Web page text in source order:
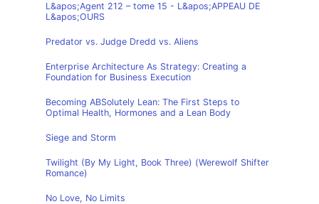
L&apos;Agent 212 – tome 15 - L&apos;APPEAU DE
L&apos;OURS
Predator vs. Judge Dredd vs. Aliens
Enterprise Architecture As Strategy: Creating a
Foundation for Business Execution
Becoming ABSolutely Lean: The First Steps to
Optimal Health, Hormones and a Lean Body
Siege and Storm
Twilight (By My Light, Book Three) (Werewolf Shifter
Romance)
No Love, No Limits